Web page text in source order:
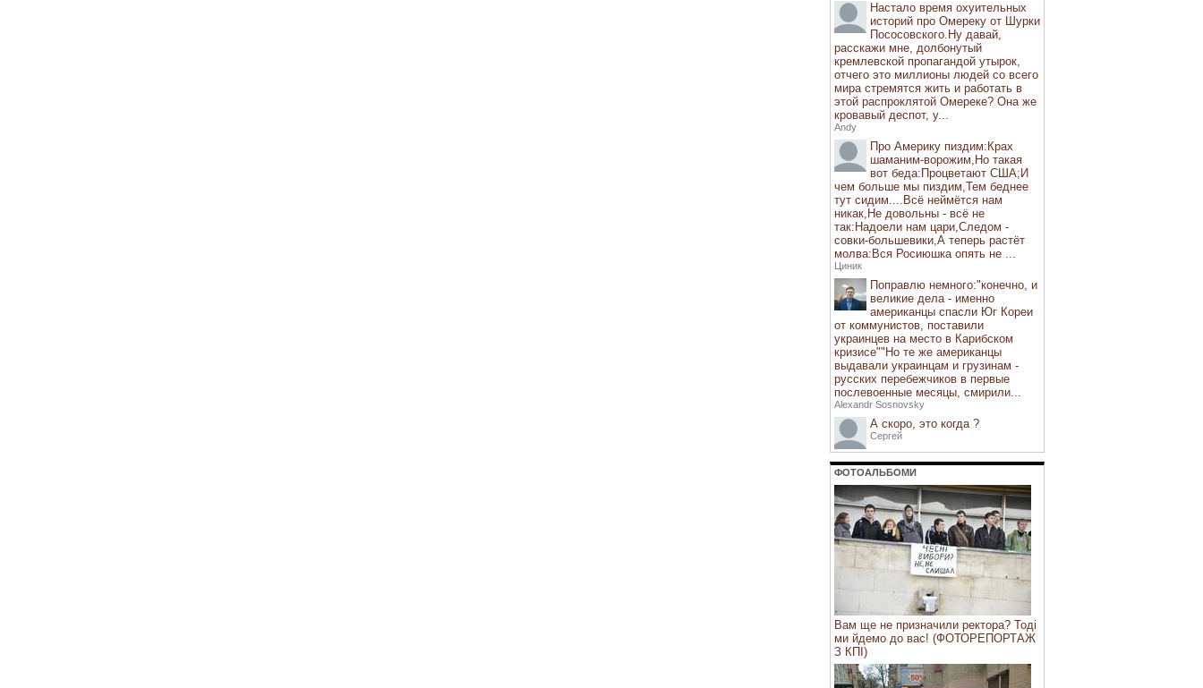
Настало время охуительных
историй про Омереку от Шурки
Пососовского.Ну давай,
расскажи мне, долбонутый
кремлевской пропагандой утырок,
отчего это миллионы людей со всего
мира стремятся жить и работать в
этой распроклятой Омереке? Она же
кровавый деспот, у...
Andy
Про Америку пиздим:Крах
шаманим-ворожим,Но такая
вот беда:Процветают США;И
чем больше мы пиздим,Тем беднее
тут сидим....Всё неймётся нам
никак,Не довольны - всё не
так:Надоели нам цари,Следом -
совки-большевики,А теперь растёт
молва:Вся Росиюшка опять не ...
Циник
Поправлю немного:"конечно, и
великие дела - именно
американцы спасли Юг Кореи
от коммунистов, поставили
украинцев на место в Карибском
кризисе""Но те же американцы
выдавали украинцам и грузинам -
русских перебежчиков в первые
послевоенные месяцы, смирили...
Alexandr Sosnovsky
А скоро, это когда ?
Сергей
ФОТОАЛЬБОМИ
Вам ще не призначили ректора? Тоді
ми йдемо до вас! (ФОТОРЕПОРТАЖ
З КПІ)